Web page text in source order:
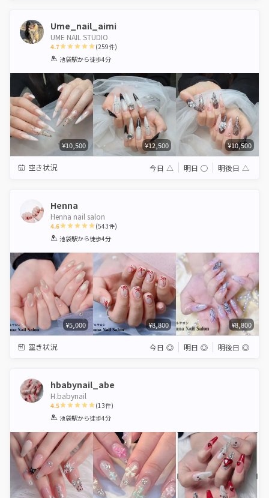
Ume_nail_aimi
UME NAIL STUDIO
4.7
1 2 3 4 5
(259件)
池袋駅から徒歩4分
¥10,500 ¥12,500 ¥10,500
空き状況 今日 △ 明日 ◯ 明後日 △
Henna
Henna nail salon
4.6
1 2 3 4 5
(543件)
池袋駅から徒歩4分
¥5,000 ¥8,800 ¥8,800
空き状況 今日 ◎ 明日 ◎ 明後日 ◎
hbabynail_abe
H.babynail
4.5
1 2 3 4 5
(13件)
池袋駅から徒歩4分